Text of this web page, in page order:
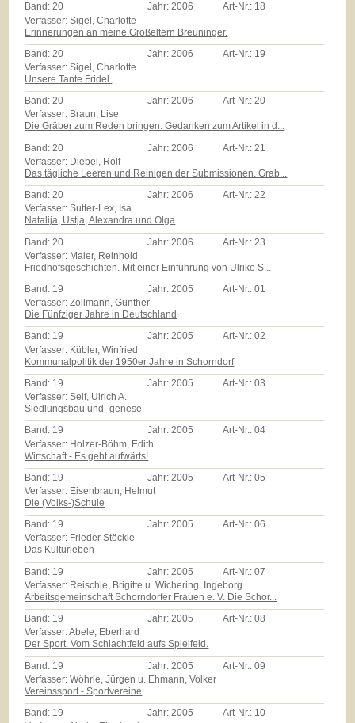
Band:20 Jahr:2006 Art-Nr.: 18
Verfasser: Sigel, Charlotte
Erinnerungen an meine Großeltern Breuninger.
Band:20 Jahr:2006 Art-Nr.: 19
Verfasser: Sigel, Charlotte
Unsere Tante Fridel.
Band:20 Jahr:2006 Art-Nr.:20
Verfasser: Braun, Lise
Die Gräber zum Reden bringen. Gedanken zum Artikel in d...
Band: 20 Jahr: 2006 Art-Nr.: 21
Verfasser: Diebel, Rolf
Das tägliche Leeren und Reinigen der Submissionen. Grab...
Band:20 Jahr:2006 Art-Nr.:22
Verfasser: Sutter-Lex, Isa
Natalija, Ustja, Alexandra und Olga
Band: 20 Jahr: 2006 Art-Nr.: 23
Verfasser: Maier, Reinhold
Friedhofsgeschichten. Mit einer Einführung von Ulrike S...
Band: 19 Jahr:2005 Art-Nr.:01
Verfasser: Zollmann, Günther
Die Fünfziger Jahre in Deutschland
Band: 19 Jahr:2005 Art-Nr.:02
Verfasser: Kübler, Winfried
Kommunalpolitik der 1950er Jahre in Schorndorf
Band: 19 Jahr:2005 Art-Nr.:03
Verfasser: Seif, Ulrich A.
Siedlungsbau und -genese
Band: 19 Jahr:2005 Art-Nr.:04
Verfasser: Holzer-Böhm, Edith
Wirtschaft - Es geht aufwärts!
Band: 19 Jahr: 2005 Art-Nr.:05
Verfasser: Eisenbraun, Helmut
Die (Volks-)Schule
Band: 19 Jahr:2005 Art-Nr.:06
Verfasser: Frieder Stöckle
Das Kulturleben
Band: 19 Jahr: 2005 Art-Nr.:07
Verfasser: Reischle, Brigitte u. Wichering, Ingeborg
Arbeitsgemeinschaft Schorndorfer Frauen e. V. Die Schor...
Band: 19 Jahr:2005 Art-Nr.:08
Verfasser: Abele, Eberhard
Der Sport. Vom Schlachtfeld aufs Spielfeld.
Band: 19 Jahr: 2005 Art-Nr.:09
Verfasser: Wöhrle, Jürgen u. Ehmann, Volker
Vereinssport - Sportvereine
Band: 19 Jahr:2005 Art-Nr.: 10